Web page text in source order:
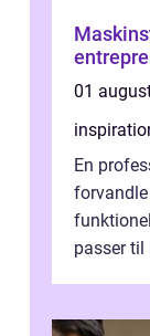
01
En
passer